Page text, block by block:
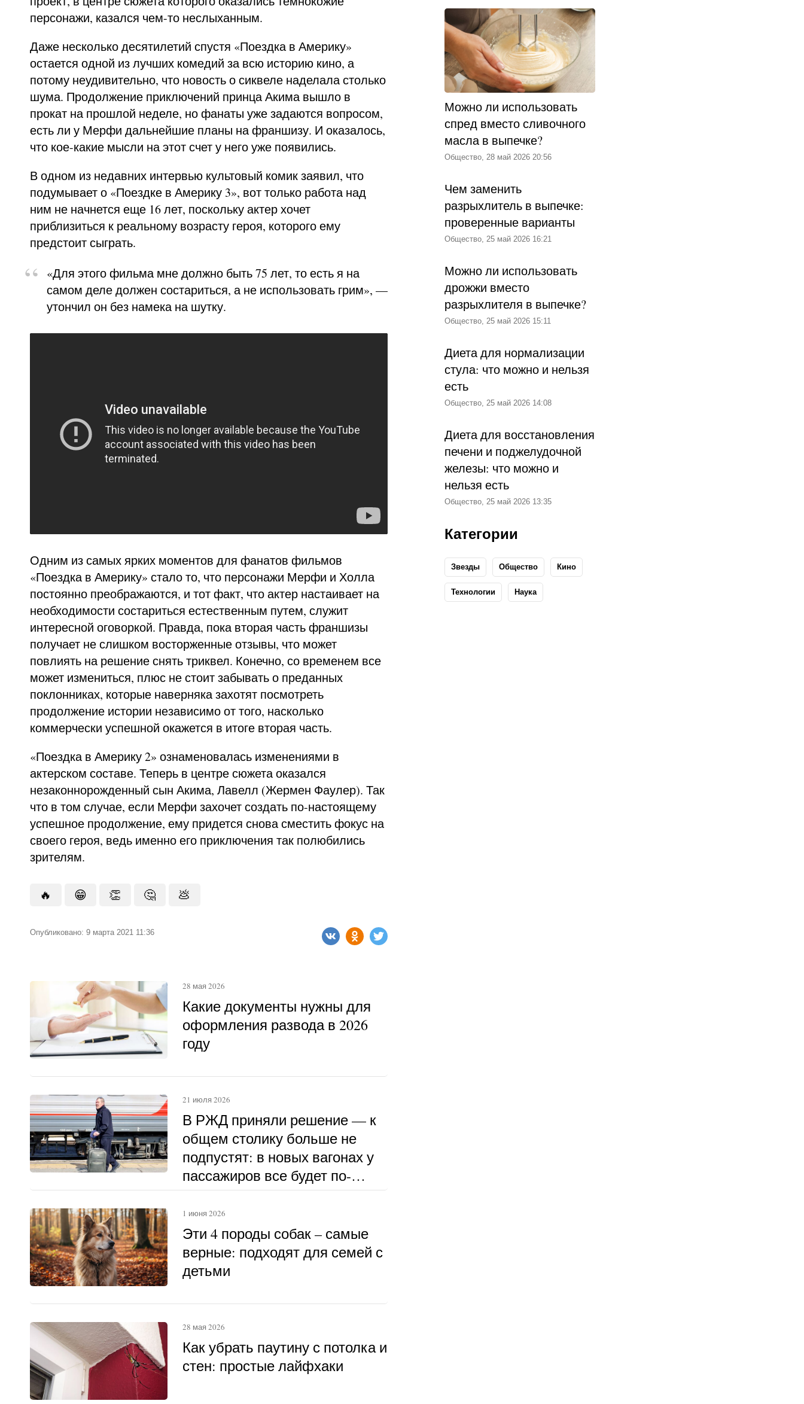
персонажи, казался чем-то неслыханным.
Даже несколько десятилетий спустя «Поездка в Америку»
остается одной из лучших комедий за всю историю кино, а
потому неудивительно, что новость о сиквеле наделала столько
шума. Продолжение приключений принца Акима вышло в
прокат на прошлой неделе, но фанаты уже задаются вопросом,
есть ли у Мерфи дальнейшие планы на франшизу. И оказалось,
что кое-какие мысли на этот счет у него уже появились.
В одном из недавних интервью культовый комик заявил, что
подумывает о «Поездке в Америку 3», вот только работа над
ним не начнется еще 16 лет, поскольку актер хочет
приблизиться к реальному возрасту героя, которого ему
предстоит сыграть.
«Для этого фильма мне должно быть 75 лет, то есть я на
самом деле должен состариться, а не использовать грим», —
утончил он без намека на шутку.
Одним из самых ярких моментов для фанатов фильмов
«Поездка в Америку» стало то, что персонажи Мерфи и Холла
постоянно преображаются, и тот факт, что актер настаивает на
необходимости состариться естественным путем, служит
интересной оговоркой. Правда, пока вторая часть франшизы
получает не слишком восторженные отзывы, что может
повлиять на решение снять триквел. Конечно, со временем все
может измениться, плюс не стоит забывать о преданных
поклонниках, которые наверняка захотят посмотреть
продолжение истории независимо от того, насколько
коммерчески успешной окажется в итоге вторая часть.
«Поездка в Америку 2» ознаменовалась изменениями в
актерском составе. Теперь в центре сюжета оказался
незаконнорожденный сын Акима, Лавелл (Жермен Фаулер). Так
что в том случае, если Мерфи захочет создать по-настоящему
успешное продолжение, ему придется снова сместить фокус на
своего героя, ведь именно его приключения так полюбились
зрителям.
🔥 😁 👏 🤔 💩
Опубликовано: 9 марта 2021 11:36
Какие документы нужны для
оформления развода в 2026
году
28 мая 2026
В РЖД приняли решение — к
общем столику больше не
подпустят: в новых вагонах у
пассажиров все будет по-
другому
21 июля 2026
Эти 4 породы собак – самые
верные: подходят для семей с
детьми
1 июня 2026
Как убрать паутину с потолка и
стен: простые лайфхаки
28 мая 2026
Можно ли использовать
спред вместо сливочного
масла в выпечке?
Общество, 28 май 2026 20:56
Чем заменить
разрыхлитель в выпечке:
проверенные варианты
Общество, 25 май 2026 16:21
Можно ли использовать
дрожжи вместо
разрыхлителя в выпечке?
Общество, 25 май 2026 15:11
Диета для нормализации
стула: что можно и нельзя
есть
Общество, 25 май 2026 14:08
Диета для восстановления
печени и поджелудочной
железы: что можно и
нельзя есть
Общество, 25 май 2026 13:35
Категории
Звезды Общество Кино
Технологии Наука